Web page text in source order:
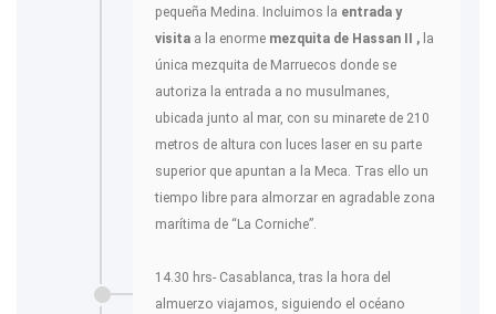
pequeña Medina. Incluimos la entrada y
visita a la enorme mezquita de Hassan II , la
única mezquita de Marruecos donde se
autoriza la entrada a no musulmanes,
ubicada junto al mar, con su minarete de 210
metros de altura con luces laser en su parte
superior que apuntan a la Meca. Tras ello un
tiempo libre para almorzar en agradable zona
marítima de “La Corniche”.
14.30 hrs- Casablanca, tras la hora del
almuerzo viajamos, siguiendo el océano